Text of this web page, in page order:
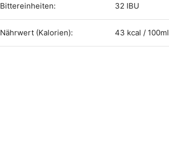
Bittereinheiten: 32 IBU
Nährwert (Kalorien): 43 kcal / 100ml